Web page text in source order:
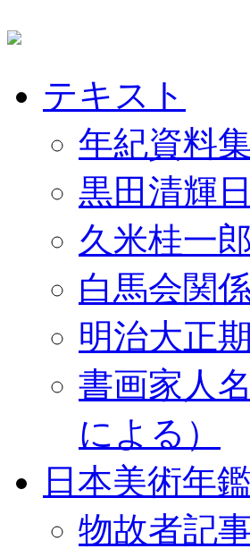
テキスト
年紀資料
黒田清輝
久米桂一
白馬会関
明治大正
書画家人
による）
日本美術年鑑
物故者記